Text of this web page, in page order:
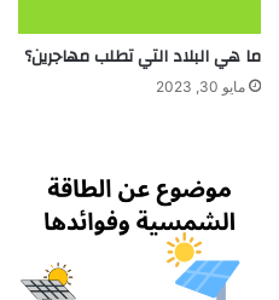
ما هي البلاد التي تطلب مهاجرين؟
مايو 30, 2023